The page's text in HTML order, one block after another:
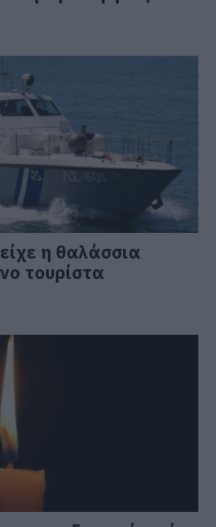
η θαλάσσια
τουρίστα